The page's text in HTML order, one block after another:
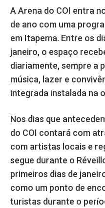
A Arena do COI entra
de ano com uma
em Itapema. Entre os
janeiro, o espaço
diariamente, sempre a
música, lazer e
integrada instalada na
Nos dias que
do COI contará com
com artistas locais e
segue durante o
primeiros dias de
como um ponto de
turistas durante o